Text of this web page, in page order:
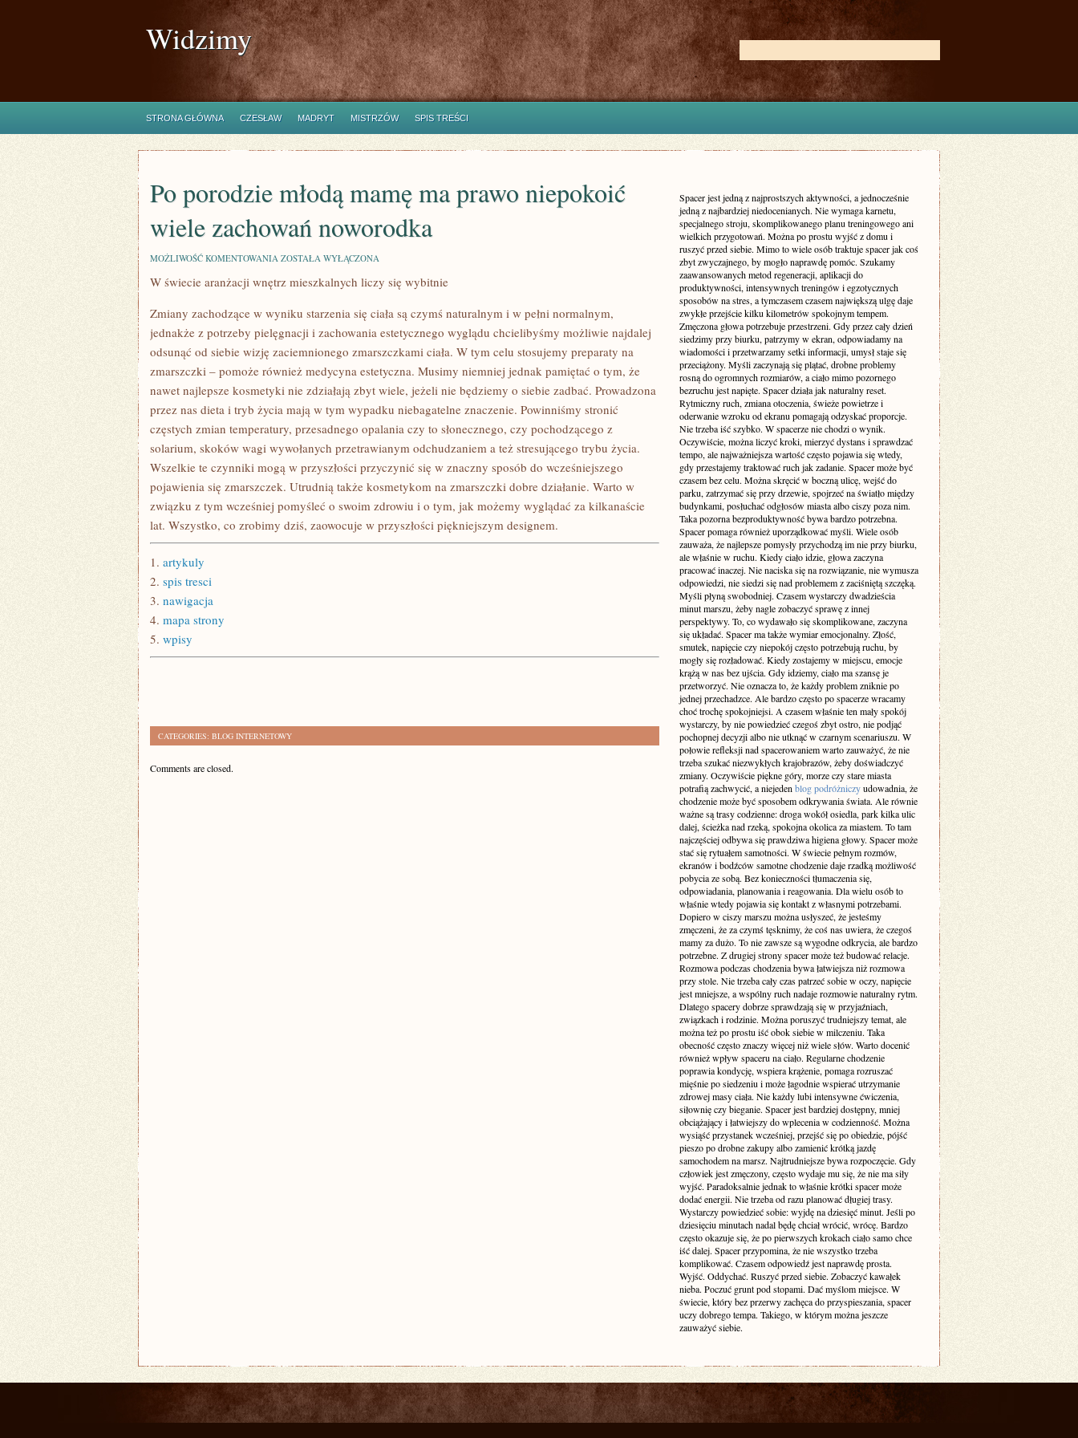
Widzimy
STRONA GŁÓWNA CZESŁAW MADRYT MISTRZÓW SPIS TREŚCI
Po porodzie młodą mamę ma prawo niepokoić
wiele zachowań noworodka
MOŻLIWOŚĆ KOMENTOWANIA PO
MŁODĄ
PRAWO
NIEPOKOIĆ
WIELE
ZACHOWAŃ
NOWORODKA
ZOSTAŁA WYŁĄCZONA
W świecie aranżacji wnętrz mieszkalnych liczy się wybitnie
Zmiany zachodzące w wyniku starzenia się ciała są czymś naturalnym i w pełni normalnym,
jednakże z potrzeby pielęgnacji i zachowania estetycznego wyglądu chcielibyśmy możliwie najdalej
odsunąć od siebie wizję zaciemnionego zmarszczkami ciała. W tym celu stosujemy preparaty na
zmarszczki – pomoże również medycyna estetyczna. Musimy niemniej jednak pamiętać o tym, że
nawet najlepsze kosmetyki nie zdziałają zbyt wiele, jeżeli nie będziemy o siebie zadbać. Prowadzona
przez nas dieta i tryb życia mają w tym wypadku niebagatelne znaczenie. Powinniśmy stronić
częstych zmian temperatury, przesadnego opalania czy to słonecznego, czy pochodzącego z
solarium, skoków wagi wywołanych przetrawianym odchudzaniem a też stresującego trybu życia.
Wszelkie te czynniki mogą w przyszłości przyczynić się w znaczny sposób do wcześniejszego
pojawienia się zmarszczek. Utrudnią także kosmetykom na zmarszczki dobre działanie. Warto w
związku z tym wcześniej pomyśleć o swoim zdrowiu i o tym, jak możemy wyglądać za kilkanaście
lat. Wszystko, co zrobimy dziś, zaowocuje w przyszłości piękniejszym designem.
1. artykuly
2. spis tresci
3. nawigacja
4. mapa strony
5. wpisy
CATEGORIES: BLOG INTERNETOWY
Comments are closed.
Spacer jest jedną z najprostszych aktywności, a jednocześnie
jedną z najbardziej niedocenianych. Nie wymaga karnetu,
specjalnego stroju, skomplikowanego planu treningowego ani
wielkich przygotowań. Można po prostu wyjść z domu i
ruszyć przed siebie. Mimo to wiele osób traktuje spacer jak coś
zbyt zwyczajnego, by mogło naprawdę pomóc. Szukamy
zaawansowanych metod regeneracji, aplikacji do
produktywności, intensywnych treningów i egzotycznych
sposobów na stres, a tymczasem czasem największą ulgę daje
zwykłe przejście kilku kilometrów spokojnym tempem.
Zmęczona głowa potrzebuje przestrzeni. Gdy przez cały dzień
siedzimy przy biurku, patrzymy w ekran, odpowiadamy na
wiadomości i przetwarzamy setki informacji, umysł staje się
przeciążony. Myśli zaczynają się plątać, drobne problemy
rosną do ogromnych rozmiarów, a ciało mimo pozornego
bezruchu jest napięte. Spacer działa jak naturalny reset.
Rytmiczny ruch, zmiana otoczenia, świeże powietrze i
oderwanie wzroku od ekranu pomagają odzyskać proporcje.
Nie trzeba iść szybko. W spacerze nie chodzi o wynik.
Oczywiście, można liczyć kroki, mierzyć dystans i sprawdzać
tempo, ale najważniejsza wartość często pojawia się wtedy,
gdy przestajemy traktować ruch jak zadanie. Spacer może być
czasem bez celu. Można skręcić w boczną ulicę, wejść do
parku, zatrzymać się przy drzewie, spojrzeć na światło między
budynkami, posłuchać odgłosów miasta albo ciszy poza nim.
Taka pozorna bezproduktywność bywa bardzo potrzebna.
Spacer pomaga również uporządkować myśli. Wiele osób
zauważa, że najlepsze pomysły przychodzą im nie przy biurku,
ale właśnie w ruchu. Kiedy ciało idzie, głowa zaczyna
pracować inaczej. Nie naciska się na rozwiązanie, nie wymusza
odpowiedzi, nie siedzi się nad problemem z zaciśniętą szczęką.
Myśli płyną swobodniej. Czasem wystarczy dwadzieścia
minut marszu, żeby nagle zobaczyć sprawę z innej
perspektywy. To, co wydawało się skomplikowane, zaczyna
się układać. Spacer ma także wymiar emocjonalny. Złość,
smutek, napięcie czy niepokój często potrzebują ruchu, by
mogły się rozładować. Kiedy zostajemy w miejscu, emocje
krążą w nas bez ujścia. Gdy idziemy, ciało ma szansę je
przetworzyć. Nie oznacza to, że każdy problem zniknie po
jednej przechadzce. Ale bardzo często po spacerze wracamy
choć trochę spokojniejsi. A czasem właśnie ten mały spokój
wystarczy, by nie powiedzieć czegoś zbyt ostro, nie podjąć
pochopnej decyzji albo nie utknąć w czarnym scenariuszu. W
połowie refleksji nad spacerowaniem warto zauważyć, że nie
trzeba szukać niezwykłych krajobrazów, żeby doświadczyć
zmiany. Oczywiście piękne góry, morze czy stare miasta
potrafią zachwycić, a niejeden blog podróżniczyudowadnia, że
chodzenie może być sposobem odkrywania świata. Ale równie
ważne są trasy codzienne: droga wokół osiedla, park kilka ulic
dalej, ścieżka nad rzeką, spokojna okolica za miastem. To tam
najczęściej odbywa się prawdziwa higiena głowy. Spacer może
stać się rytuałem samotności. W świecie pełnym rozmów,
ekranów i bodźców samotne chodzenie daje rzadką możliwość
pobycia ze sobą. Bez konieczności tłumaczenia się,
odpowiadania, planowania i reagowania. Dla wielu osób to
właśnie wtedy pojawia się kontakt z własnymi potrzebami.
Dopiero w ciszy marszu można usłyszeć, że jesteśmy
zmęczeni, że za czymś tęsknimy, że coś nas uwiera, że czegoś
mamy za dużo. To nie zawsze są wygodne odkrycia, ale bardzo
potrzebne. Z drugiej strony spacer może też budować relacje.
Rozmowa podczas chodzenia bywa łatwiejsza niż rozmowa
przy stole. Nie trzeba cały czas patrzeć sobie w oczy, napięcie
jest mniejsze, a wspólny ruch nadaje rozmowie naturalny rytm.
Dlatego spacery dobrze sprawdzają się w przyjaźniach,
związkach i rodzinie. Można poruszyć trudniejszy temat, ale
można też po prostu iść obok siebie w milczeniu. Taka
obecność często znaczy więcej niż wiele słów. Warto docenić
również wpływ spaceru na ciało. Regularne chodzenie
poprawia kondycję, wspiera krążenie, pomaga rozruszać
mięśnie po siedzeniu i może łagodnie wspierać utrzymanie
zdrowej masy ciała. Nie każdy lubi intensywne ćwiczenia,
siłownię czy bieganie. Spacer jest bardziej dostępny, mniej
obciążający i łatwiejszy do wplecenia w codzienność. Można
wysiąść przystanek wcześniej, przejść się po obiedzie, pójść
pieszo po drobne zakupy albo zamienić krótką jazdę
samochodem na marsz. Najtrudniejsze bywa rozpoczęcie. Gdy
człowiek jest zmęczony, często wydaje mu się, że nie ma siły
wyjść. Paradoksalnie jednak to właśnie krótki spacer może
dodać energii. Nie trzeba od razu planować długiej trasy.
Wystarczy powiedzieć sobie: wyjdę na dziesięć minut. Jeśli po
dziesięciu minutach nadal będę chciał wrócić, wrócę. Bardzo
często okazuje się, że po pierwszych krokach ciało samo chce
iść dalej. Spacer przypomina, że nie wszystko trzeba
komplikować. Czasem odpowiedź jest naprawdę prosta.
Wyjść. Oddychać. Ruszyć przed siebie. Zobaczyć kawałek
nieba. Poczuć grunt pod stopami. Dać myślom miejsce. W
świecie, który bez przerwy zachęca do przyspieszania, spacer
uczy dobrego tempa. Takiego, w którym można jeszcze
zauważyć siebie.